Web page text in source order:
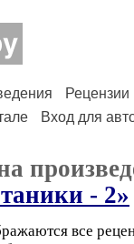
Рецензии
Вход для
- 2»
все